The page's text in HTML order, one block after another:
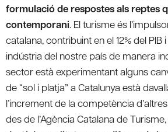
formulació de respostes als reptes
contemporani. El turisme és
catalana, contribuint en el 12% del PIB
indústria del nostre país de manera
sector està experimentant alguns
de “sol i platja” a Catalunya està
l’increment de la competència
des de l’Agència Catalana de